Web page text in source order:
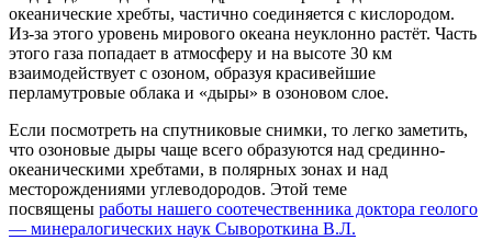
океанические хребты, частично соединяется с кислородом.
Из-за этого уровень мирового океана неуклонно растёт. Часть
этого газа попадает в атмосферу и на высоте 30 км
взаимодействует с озоном, образуя красивейшие
перламутровые облака и «дыры» в озоновом слое.
Если посмотреть на спутниковые снимки, то легко заметить,
что озоновые дыры чаще всего образуются над срединно-
океаническими хребтами, в полярных зонах и над
месторождениями углеводородов. Этой теме
посвящены работы нашего соотечественника доктора геолого
— минералогических наук Сывороткина В.Л.